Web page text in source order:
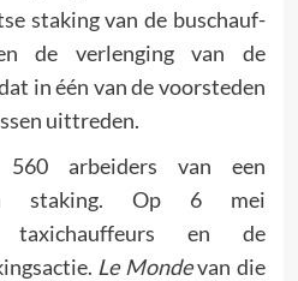
staking van de buschauf­
de verlenging van de
in één van de voorsteden
uittre­den.
arbeiders van een
in staking. Op 6 mei
taxichauffeurs en de
Le Mondevan die